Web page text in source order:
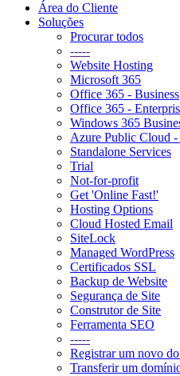
Área do Cliente
Soluções
Procurar todos
-----
Website Hosting
Microsoft 365
Office 365 - Business
Office 365 -
Windows 365
Azure Public Cloud -
Standalone Services
Trial
Not-for-profit
Get 'Online Fast!'
Hosting Options
Cloud Hosted Email
SiteLock
Managed WordPress
Certificados SSL
Backup de Website
Segurança de Site
Construtor de Site
Ferramenta SEO
-----
Registrar um novo
Transferir um